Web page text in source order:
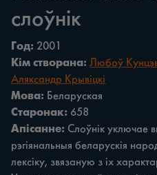
слоўнік
Год: 2001
Кім створана: Любоў
Аляксандр Крывіцкі
Мова: Беларуская
Старонак: 658
Апісанне: Слоўнік уключае
рэгіянальныя беларускія
лексіку, звязаную з іх